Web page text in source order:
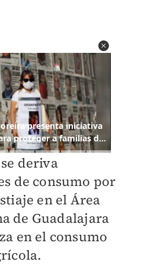
deriva
de consumo por
en el Área
de Guadalajara
en el consumo